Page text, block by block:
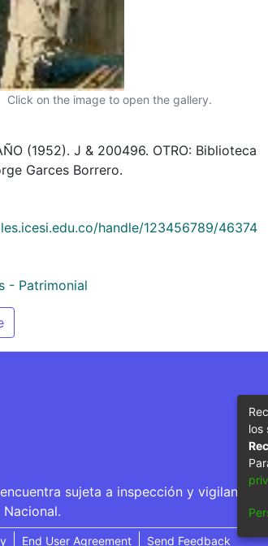
Click on the image to open the gallery.
(1952). J & 200496. OTRO: Biblioteca
Garces Borrero.
handle/123456789/46374
- Patrimonial
sujeta a inspección y vigilancia
Nacional.
End User Agreement Send Feedback
los